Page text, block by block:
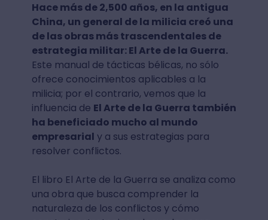
Hace más de 2,500 años, en la antigua
China, un general de la milicia creó una
de las obras más trascendentales de
estrategia militar: El Arte de la Guerra.
Este manual de tácticas bélicas, no sólo
ofrece conocimientos aplicables a la
milicia; por el contrario, vemos que la
influencia de El Arte de la Guerra también
ha beneficiado mucho al mundo
empresarial y a sus estrategias para
resolver conflictos.
El libro El Arte de la Guerra se analiza como
una obra que busca comprender la
naturaleza de los conflictos y cómo